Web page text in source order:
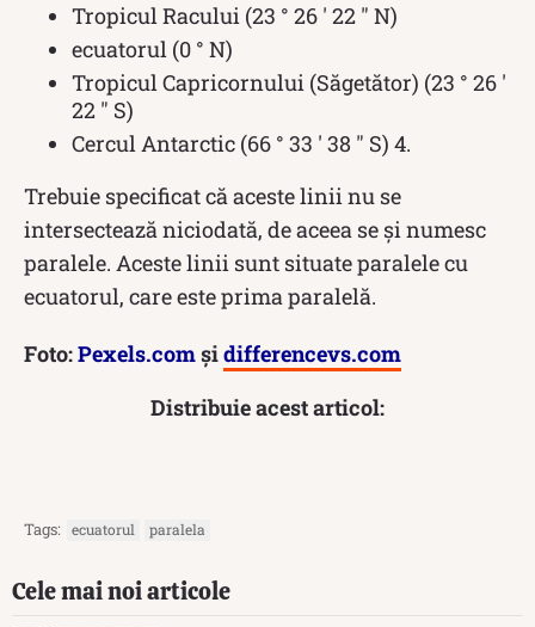
Tropicul Racului (23 ° 26 ′ 22 ″ N)
ecuatorul (0 ° N)
Tropicul Capricornului (Săgetător) (23 ° 26 ′
22 ″ S)
Cercul Antarctic (66 ° 33 ′ 38 ″ S) 4.
Trebuie specificat că aceste linii nu se
intersectează niciodată, de aceea se și numesc
paralele. Aceste linii sunt situate paralele cu
ecuatorul, care este prima paralelă.
Foto:Pexels.comșidifferencevs.com
Distribuie acest articol:
Tags: ecuatorul paralela
Cele mai noi articole